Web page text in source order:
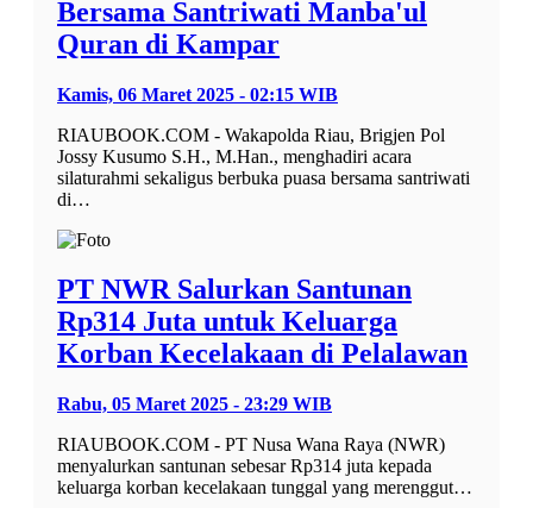
Bersama Santriwati Manba'ul
Quran di Kampar
Kamis, 06 Maret 2025 - 02:15 WIB
RIAUBOOK.COM - Wakapolda Riau, Brigjen Pol
Jossy Kusumo S.H., M.Han., menghadiri acara
silaturahmi sekaligus berbuka puasa bersama santriwati
di…
PT NWR Salurkan Santunan
Rp314 Juta untuk Keluarga
Korban Kecelakaan di Pelalawan
Rabu, 05 Maret 2025 - 23:29 WIB
RIAUBOOK.COM - PT Nusa Wana Raya (NWR)
menyalurkan santunan sebesar Rp314 juta kepada
keluarga korban kecelakaan tunggal yang merenggut…